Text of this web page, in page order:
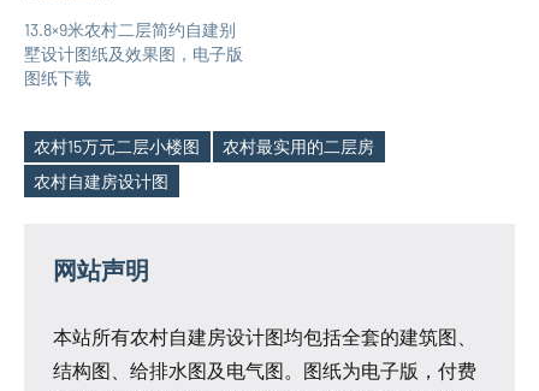
13.8×9米农村二层简约自建别
墅设计图纸及效果图，电子版
图纸下载
Tags
农村15万元二层小楼图
农村最实用的二层房
农村自建房设计图
网站声明
本站所有农村自建房设计图均包括全套的建筑图、
结构图、给排水图及电气图。图纸为电子版，付费